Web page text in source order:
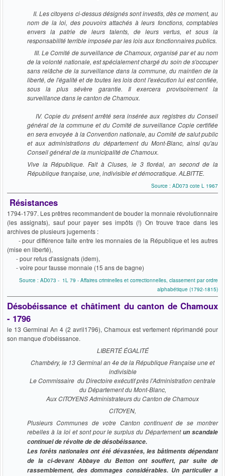
II. Les citoyens ci-dessus désignés sont investis, dès ce moment, au
nom de la loi, des pouvoirs attachés à leurs fonctions, comptables
envers la patrie de leurs talents, de leurs vertus, et sous la
responsabilité terrible imposée par les lois aux fonctionnaires publics.
III. Le Comité de surveillance de Chamoux, organisé par et au nom
de la volonté nationale, est spécialement chargé du soin de s'occuper
sans relâche de la surveillance dans la commune, du maintien de la
liberté, de l'égalité et de toutes les lois dont l'exécution lui est confiée,
sous la plus sévère garantie. Il exercera provisoirement la
surveillance dans le canton de Chamoux.
IV. Copie du présent arrêté sera insérée aux registres du Conseil
général de la commune et du Comité de surveillance Copie certifiée
en sera envoyée à la Convention nationale, au Comité de salut public
et aux administrations du département du Mont-Blanc, ainsi qu'au
Conseil général de la municipalité de Chamoux.
Vive la République. Fait à Cluses, le 3 floréal, an second de la
République française, une, indivisible et démocratique. ALBITTE.
Source : AD073 cote L 1967
Résistances
1794-1797. Les prêtres recommandent de bouder la monnaie révolutionnaire
(les assignats), sauf pour payer ses impôts (!) On trouve trace dans les
archives de plusieurs jugements :
- pour différence faite entre les monnaies de la République et les autres
(mise en liberté),
- pour refus d'assignats (idem),
- voire pour fausse monnaie (15 ans de bagne)
Source : AD073 - 1L 79 - Affaires criminelles et correctionnelles, classement par ordre
alphabétique (1792-1815)
Désobéissance et châtiment du canton de Chamoux
- 1796
le 13 Germinal An 4 (2 avril1796), Chamoux est vertement réprimandé pour
son manque d'obéissance.
LIBERTÉ ÉGALITÉ
Chambéry, le 13 Germinal an 4e de la République Française une et
indivisible
Le Commissaire du Directoire exécutif près l'Administration centrale
du Département du Mont-Blanc,
Aux CITOYENS Administrateurs du Canton de Chamoux
CITOYEN,
Plusieurs Communes de votre Canton continuent de se montrer
rebelles à la loi et sont pour le surplus du Départementun scandale
continuel de révolte de de désobéissance.
Les forêts nationales ont été dévastées, les bâtiments dépendant
de la ci-devant Abbaye du Betton ont souffert, par suite de
rassemblement, des dommages considérables. Un particulier a